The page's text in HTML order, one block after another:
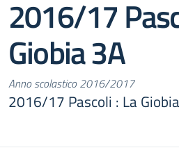
2016/17
Giobia 3A
Anno scolastico 2016/2017
2016/17 Pascoli : La